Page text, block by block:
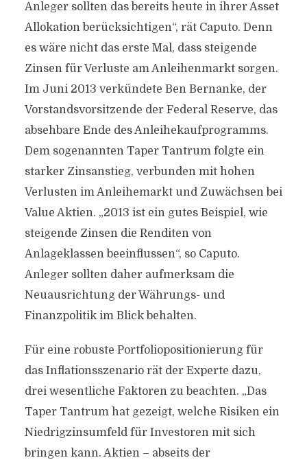
Anleger sollten das bereits heute in ihrer Asset
Allokation berücksichtigen“, rät Caputo. Denn
es wäre nicht das erste Mal, dass steigende
Zinsen für Verluste am Anleihenmarkt sorgen.
Im Juni 2013 verkündete Ben Bernanke, der
Vorstandsvorsitzende der Federal Reserve, das
absehbare Ende des Anleihekaufprogramms.
Dem sogenannten Taper Tantrum folgte ein
starker Zinsanstieg, verbunden mit hohen
Verlusten im Anleihemarkt und Zuwächsen bei
Value Aktien. „2013 ist ein gutes Beispiel, wie
steigende Zinsen die Renditen von
Anlageklassen beeinflussen“, so Caputo.
Anleger sollten daher aufmerksam die
Neuausrichtung der Währungs- und
Finanzpolitik im Blick behalten.
Für eine robuste Portfoliopositionierung für
das Inflationsszenario rät der Experte dazu,
drei wesentliche Faktoren zu beachten. „Das
Taper Tantrum hat gezeigt, welche Risiken ein
Niedrigzinsumfeld für Investoren mit sich
bringen kann. Aktien – abseits der